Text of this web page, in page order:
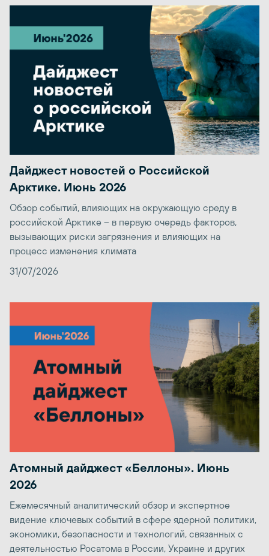
Дайджест новостей о Российской
Арктике. Июнь 2026
Обзор событий, влияющих на окружающую среду в
российской Арктике – в первую очередь факторов,
вызывающих риски загрязнения и влияющих на
процесс изменения климата
31/07/2026
Атомный дайджест «Беллоны». Июнь
2026
Ежемесячный аналитический обзор и экспертное
видение ключевых событий в сфере ядерной политики,
экономики, безопасности и технологий, связанных с
деятельностью Росатома в России, Украине и других